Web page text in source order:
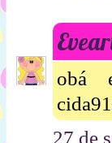
obá
27 de